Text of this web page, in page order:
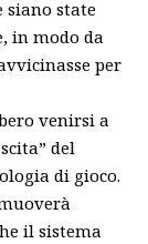
siano state
in modo da
per
venirsi a
del
di gioco.
il sistema